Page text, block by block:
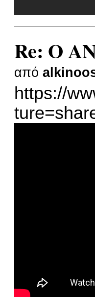
Re: Ο
από
https://